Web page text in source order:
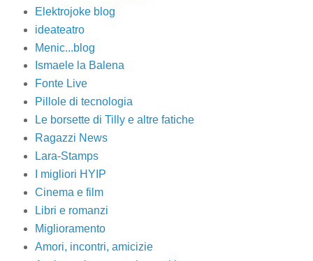
Elektrojoke blog
ideateatro
Menic...blog
Ismaele la Balena
Fonte Live
Pillole di tecnologia
Le borsette di Tilly e altre fatiche
Ragazzi News
Lara-Stamps
I migliori HYIP
Cinema e film
Libri e romanzi
Miglioramento
Amori, incontri, amicizie